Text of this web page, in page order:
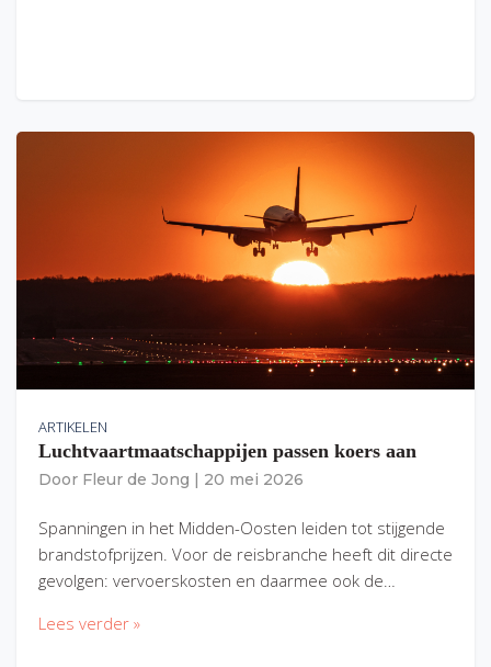
ARTIKELEN
Luchtvaartmaatschappijen passen koers aan
Door Fleur de Jong 20 mei 2026
Spanningen in het Midden-Oosten leiden tot stijgende
brandstofprijzen. Voor de reisbranche heeft dit directe
gevolgen: vervoerskosten en daarmee ook de…
Lees verder »